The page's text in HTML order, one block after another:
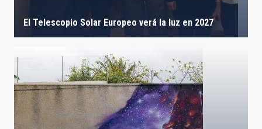
El Telescopio Solar Europeo verá la luz en 2027